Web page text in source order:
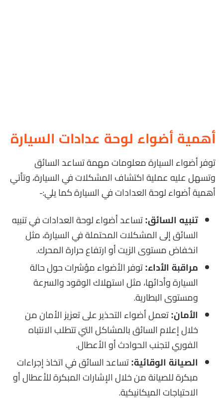
أهمية أضواء لوحة عدادات السيارة
توفر أضواء السيارة معلومات مهمة تساعد السائق
وتسهل عليه عملية اكتشاف المشكلات في السيارة، وتأتي
أهمية أضواء لوحة العدادات في السيارة كما يلي:-
تنبيه السائق: تساعد أضواء لوحة العدادات في تنبيه
السائق إلى المشكلات المحتملة في السيارة، مثل
انخفاض مستوى الزيت أو ارتفاع حرارة المحرك.
مراقبة الأداء: توفر الأضواء مؤشرات حول حالة
السيارة وأدائها، مثل استهلاك الوقود والسرعة
ومستوى البطارية.
الأمان: تعمل أضواء التحذير على تعزيز الأمان من
خلال إعلام السائق بالمشاكل التي تتطلب الانتباه
الفوري لتجنب الحوادث أو الأعطال.
الصيانة الوقائية: تساعد السائق في اتخاذ إجراءات
مبكرة للصيانة من خلال الإشارات المبكرة للأعطال أو
الاحتياجات الميكانيكية.